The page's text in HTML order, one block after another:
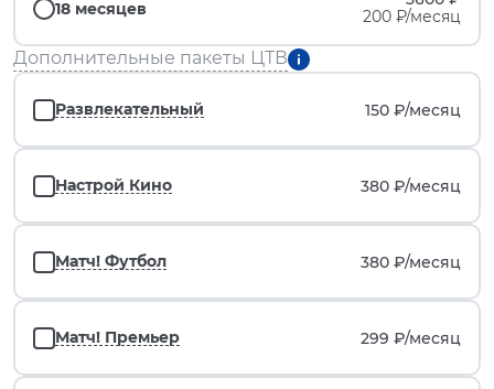
18 месяцев
200 ₽/месяц
Дополнительные пакеты ЦТВ
Развлекательный 150 ₽/месяц
Настрой Кино 380 ₽/месяц
Матч! Футбол 380 ₽/месяц
Матч! Премьер 299 ₽/месяц